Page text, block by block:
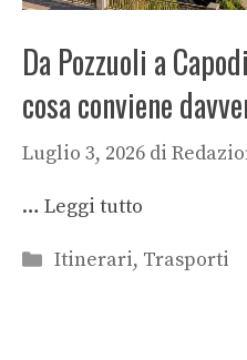
Da Pozzuoli a
cosa conviene
Luglio 3, 2026 di
… Leggi tutto
Categorie
Itinerari, Trasporti